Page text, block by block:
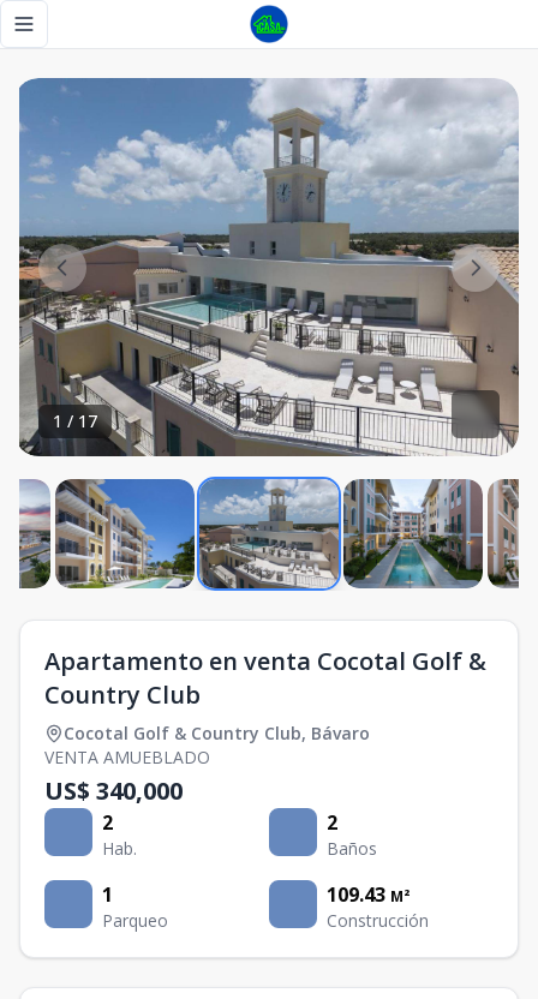
Toggle navigation menu
1 / 17
Apartamento en venta Cocotal Golf &
Country Club
Cocotal Golf & Country Club, Bávaro
VENTA AMUEBLADO
US$ 340,000
2
Hab.
2
Baños
1
Parqueo
109.43 M²
Construcción
Apartamento en venta Cocotal Golf & Country Club - Tu